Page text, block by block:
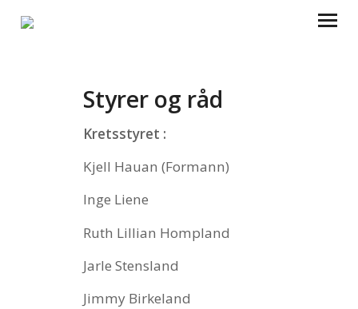
OM OSS
KALENDER
ARRANGEMENTER
AUDNASTRAND
KVINATUN
Styrer og råd
Kretsstyret :
Kjell Hauan (Formann)
Inge Liene
Ruth Lillian Hompland
Jarle Stensland
Jimmy Birkeland